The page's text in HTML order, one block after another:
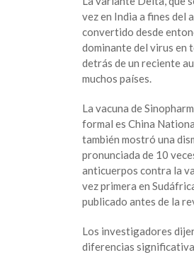
vez en India a fines del
convertido desde
dominante del virus en
detrás de un reciente
muchos países.
La vacuna de
formal es China
también mostró una
pronunciada de 10
anticuerpos contra la
vez primera en
publicado antes de la
Los investigadores
diferencias